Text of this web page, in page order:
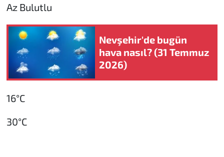
Az Bulutlu
Nevşehir'de bugün
hava nasıl? (31 Temmuz
2026)
16°C
30°C